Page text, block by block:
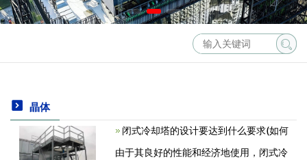
晶体
闭式冷却塔的设计要达到什么要求(如何
由于其良好的性能和经济地使用，闭式冷